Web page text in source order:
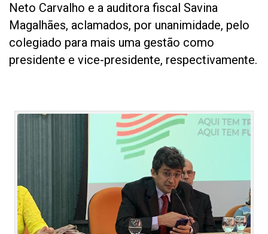
Neto Carvalho e a auditora fiscal Savina
Magalhães, aclamados, por unanimidade, pelo
colegiado para mais uma gestão como
presidente e vice-presidente, respectivamente.